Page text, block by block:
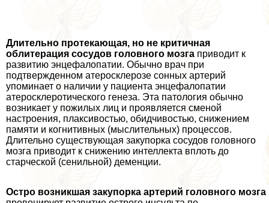
Длительно протекающая, но не критичная
облитерация сосудов головного мозга приводит к
развитию энцефалопатии. Обычно врач при
подтвержденном атеросклерозе сонных артерий
упоминает о наличии у пациента энцефалопатии
атеросклеротического генеза. Эта патология обычно
возникает у пожилых лиц и проявляется сменой
настроения, плаксивостью, обидчивостью, снижением
памяти и когнитивных (мыслительных) процессов.
Длительно существующая закупорка сосудов головного
мозга приводит к снижению интеллекта вплоть до
старческой (сенильной) деменции.
Остро возникшая закупорка артерий головного мозга